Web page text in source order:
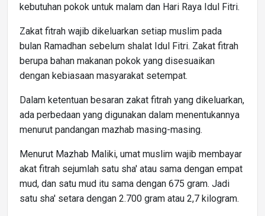
kebutuhan pokok untuk malam dan Hari Raya Idul Fitri.
Zakat fitrah wajib dikeluarkan setiap muslim pada
bulan Ramadhan sebelum shalat Idul Fitri. Zakat fitrah
berupa bahan makanan pokok yang disesuaikan
dengan kebiasaan masyarakat setempat.
Dalam ketentuan besaran zakat fitrah yang dikeluarkan,
ada perbedaan yang digunakan dalam menentukannya
menurut pandangan mazhab masing-masing.
Menurut Mazhab Maliki, umat muslim wajib membayar
akat fitrah sejumlah satu sha' atau sama dengan empat
mud, dan satu mud itu sama dengan 675 gram. Jadi
satu sha' setara dengan 2.700 gram atau 2,7 kilogram.